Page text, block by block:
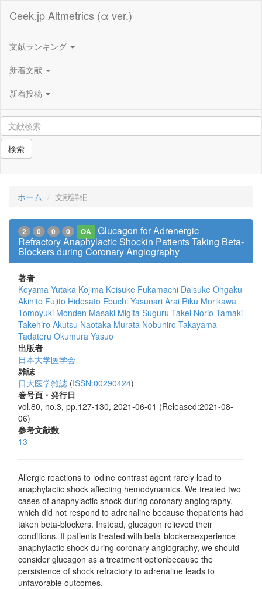
Ceek.jp Altmetrics (α ver.)
文献ランキング
新着文献
新着投稿
検索
ホーム 文献詳細
2 0 0 0 OA
Glucagon for Adrenergic
Refractory Anaphylactic Shockin Patients Taking Beta-
Blockers during Coronary Angiography
著者
Koyama Yutaka Kojima Keisuke Fukamachi Daisuke Ohgaku
Akihito Fujito Hidesato Ebuchi Yasunari Arai Riku Morikawa
Tomoyuki Monden Masaki Migita Suguru Takei Norio Tamaki
Takehiro Akutsu Naotaka Murata Nobuhiro Takayama
Tadateru Okumura Yasuo
出版者
日本大学医学会
雑誌
日大医学雑誌 (ISSN:00290424)
巻号頁・発行日
vol.80, no.3, pp.127-130, 2021-06-01 (Released:2021-08-
06)
参考文献数
13
Allergic reactions to iodine contrast agent rarely lead to
anaphylactic shock affecting hemodynamics. We treated two
cases of anaphylactic shock during coronary angiography,
which did not respond to adrenaline because thepatients had
taken beta-blockers. Instead, glucagon relieved their
conditions. If patients treated with beta-blockersexperience
anaphylactic shock during coronary angiography, we should
consider glucagon as a treatment optionbecause the
persistence of shock refractory to adrenaline leads to
unfavorable outcomes.